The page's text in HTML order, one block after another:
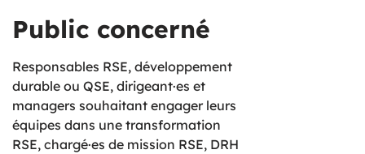
Public concerné
Responsables RSE, développement
durable ou QSE, dirigeant·es et
managers souhaitant engager leurs
équipes dans une transformation
RSE, chargé·es de mission RSE, DRH